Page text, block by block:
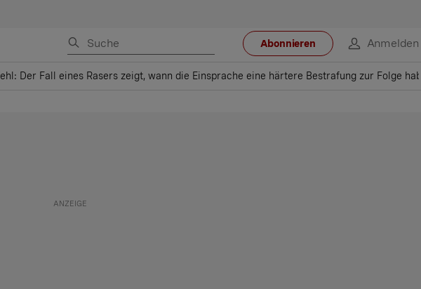
Abonnieren Anmelden
Der Fall eines Rasers zeigt, wann die Einsprache eine härtere Bestrafung zur Folge